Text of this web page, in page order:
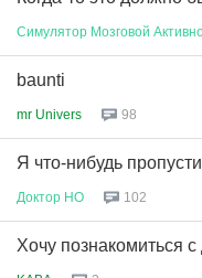
Симулятор Мозговой
baunti
mr Univers 98
Я что-нибудь
Доктор НО 102
Хочу познакомиться